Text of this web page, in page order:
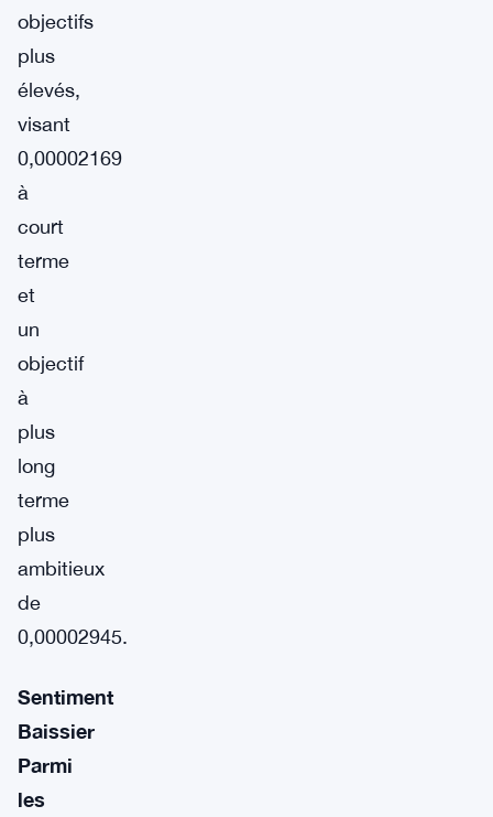
objectifs
plus
élevés,
visant
0,00002169
à
court
terme
et
un
objectif
à
plus
long
terme
plus
ambitieux
de
0,00002945.
Sentiment
Baissier
Parmi
les